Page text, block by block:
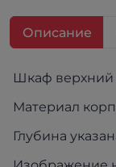
Описание
Шкаф
Материал
Глубина